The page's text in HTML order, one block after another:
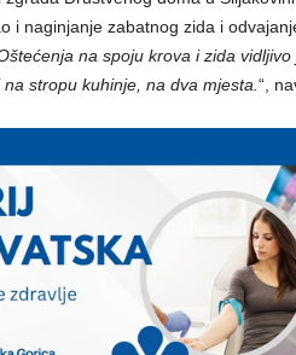
i naginjanje zabatnog zida i
na spoju krova i zida
stropu kuhinje, na dva mjesta. “,